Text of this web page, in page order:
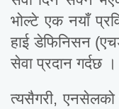
भोल्टे एक नयाँ
हाई डेफिनिसन
सेवा प्रदान गर्दछ ।
त्यसैगरी, एनसेलको